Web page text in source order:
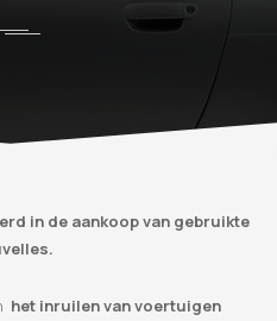
in de aankoop van gebruikte
het inruilen van voertuigen